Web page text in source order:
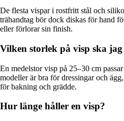
De flesta vispar i rostfritt stål och
trähandtag bör dock diskas för hand
eller förlorar sin finish.
Vilken storlek på visp ska
En medelstor visp på 25–30 cm
modeller är bra för dressingar och
för bakning och grädde.
Hur länge håller en visp?